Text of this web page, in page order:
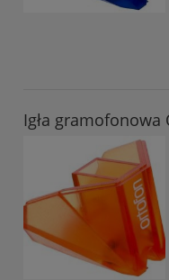
Igła